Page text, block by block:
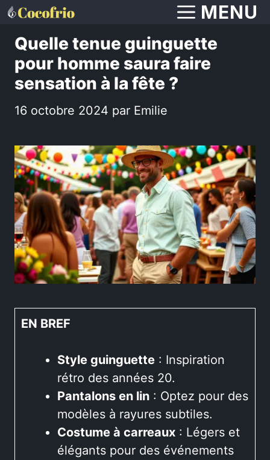
Aller
contenu
MENU
Quelle tenue guinguette
pour homme saura faire
sensation à la fête ?
16 octobre 2024 par Emilie
EN BREF
Style guinguette : Inspiration
rétro des années 20.
Pantalons en lin : Optez pour des
modèles à rayures subtiles.
Costume à carreaux : Légers et
élégants pour des événements